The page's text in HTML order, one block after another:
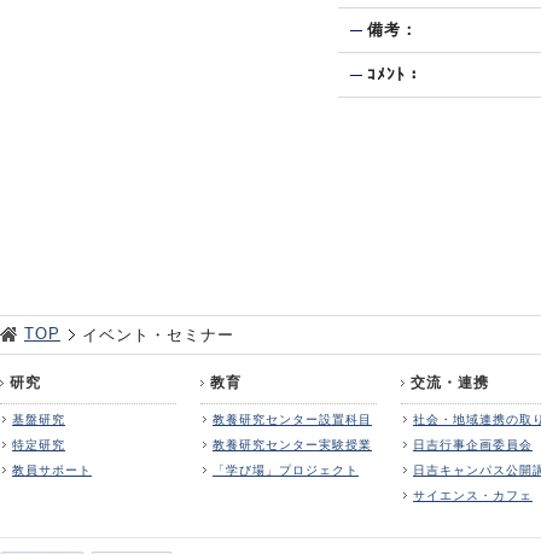
備考：
ｺﾒﾝﾄ：
TOP イベント・セミナー
研究
基盤研究
特定研究
教員サポート
教育
教養研究センター設置科目
教養研究センター実験授業
「学び場」プロジェクト
交流・連携
社会・地域連携の取
日吉行事企画委員会
日吉キャンパス公開
サイエンス・カフェ